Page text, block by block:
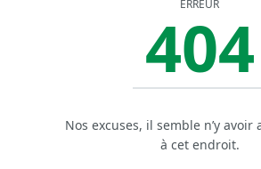
ERREUR
404
Nos excuses, il semble n’y avoir
à cet endroit.